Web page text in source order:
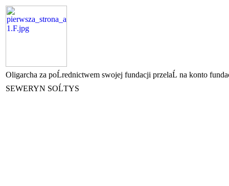
Oligarcha za poĹrednictwem swojej fundacji przelaĹ na konto
SEWERYN SOĹTYS